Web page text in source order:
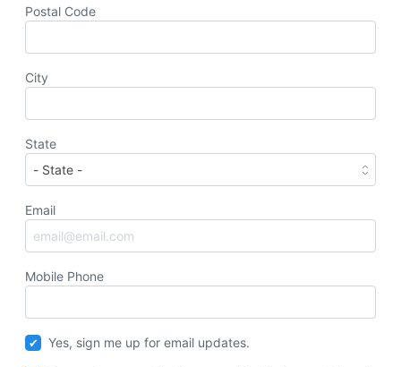
Postal Code
City
State
Email
Mobile Phone
Yes, sign me up for email updates.